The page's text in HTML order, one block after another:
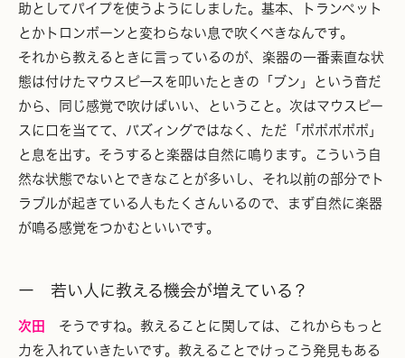
助としてパイプを使うようにしました。基本、トランペット
とかトロンボーンと変わらない息で吹くべきなんです。
それから教えるときに言っているのが、楽器の一番素直な状
態は付けたマウスピースを叩いたときの「ブン」という音だ
から、同じ感覚で吹けばいい、ということ。次はマウスピー
スに口を当てて、バズィングではなく、ただ「ポポポポポ」
と息を出す。そうすると楽器は自然に鳴ります。こういう自
然な状態でないとできなことが多いし、それ以前の部分でト
ラブルが起きている人もたくさんいるので、まず自然に楽器
が鳴る感覚をつかむといいです。
ー 若い人に教える機会が増えている？
次田
そうですね。教えることに関しては、これからもっと
力を入れていきたいです。教えることでけっこう発見もある